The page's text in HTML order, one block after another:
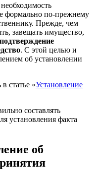
формально по-прежнему
Прежде, чем
завещать имущество,
. С этой целью и
об установлении
статье «Установление
составлять
установления факта
об